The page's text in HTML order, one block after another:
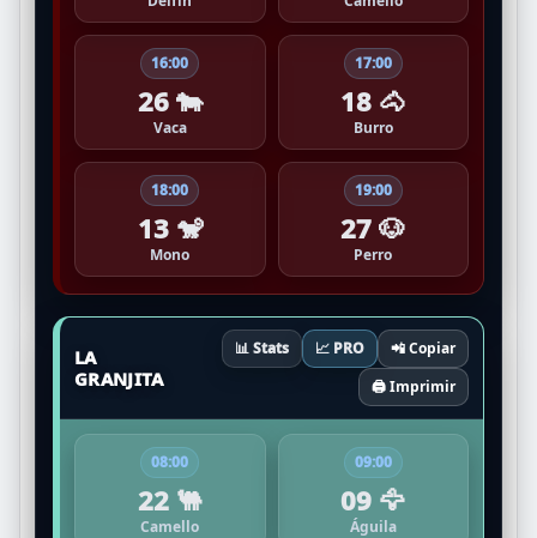
16:00
26 🐄
Vaca
17:00
18 🐴
Burro
18:00
13 🐒
Mono
19:00
27 🐶
Perro
LA
GRANJITA
📊 Stats 📈 PRO
📲 Copiar
🖨️ Imprimir
08:00
22 🐫
Camello
09:00
09 🦅
Águila